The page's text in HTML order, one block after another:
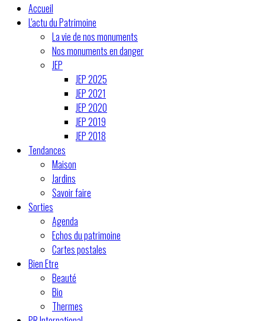
Accueil
L'actu du Patrimoine
La vie de nos monuments
Nos monuments en danger
JEP
JEP 2025
JEP 2021
JEP 2020
JEP 2019
JEP 2018
Tendances
Maison
Jardins
Savoir faire
Sorties
Agenda
Echos du patrimoine
Cartes postales
Bien Etre
Beauté
Bio
Thermes